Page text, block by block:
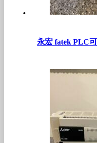
永宏 fatek PLC